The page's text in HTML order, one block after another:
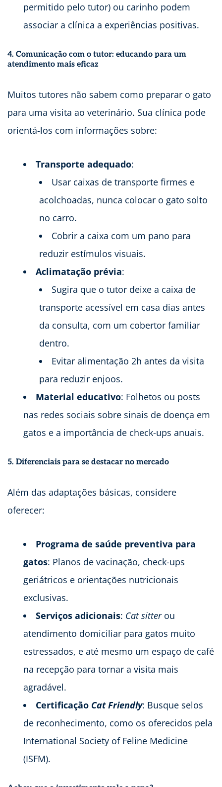
permitido pelo tutor) ou carinho podem
associar a clínica a experiências positivas.
4. Comunicação com o tutor: educando para um
atendimento mais eficaz
Muitos tutores não sabem como preparar o gato
para uma visita ao veterinário. Sua clínica pode
orientá-los com informações sobre:
Transporte adequado:
Usar caixas de transporte firmes e
acolchoadas, nunca colocar o gato solto
no carro.
Cobrir a caixa com um pano para
reduzir estímulos visuais.
Aclimatação prévia:
Sugira que o tutor deixe a caixa de
transporte acessível em casa dias antes
da consulta, com um cobertor familiar
dentro.
Evitar alimentação 2h antes da visita
para reduzir enjoos.
Material educativo: Folhetos ou posts
nas redes sociais sobre sinais de doença em
gatos e a importância de check-ups anuais.
5. Diferenciais para se destacar no mercado
Além das adaptações básicas, considere
oferecer:
Programa de saúde preventiva para
gatos: Planos de vacinação, check-ups
geriátricos e orientações nutricionais
exclusivas.
Serviços adicionais: Cat sitterou
atendimento domiciliar para gatos muito
estressados, e até mesmo um espaço de café
na recepção para tornar a visita mais
agradável.
Certificação Cat Friendly: Busque selos
de reconhecimento, como os oferecidos pela
International Society of Feline Medicine
(ISFM).